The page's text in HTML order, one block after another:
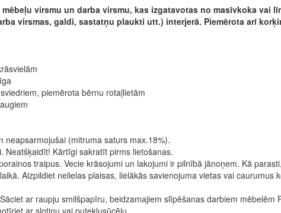
virsmu un darba virsmu, kas izgatavotas no masīvkoka vai
virsmas, galdi, sastatņu plaukti utt.) interjerā. Piemērota arī
piemērota bērnu rotaļlietām
neapsarmojušai (mitruma saturs max.18%).
Neatšķaidīt! Kārtīgi sakratīt pirms lietošanas.
traipus. Vecie krāsojumi un lakojumi ir pilnībā jānoņem. Kā
Aizpildiet nelielas plaisas, lielākās savienojuma vietas vai caurumus
ar raupju smilšpapīru, beidzamajiem slīpēšanas darbiem mēbelēm
ar slotiņu vai putekļusūcēju.